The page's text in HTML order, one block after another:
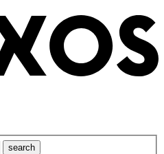
search